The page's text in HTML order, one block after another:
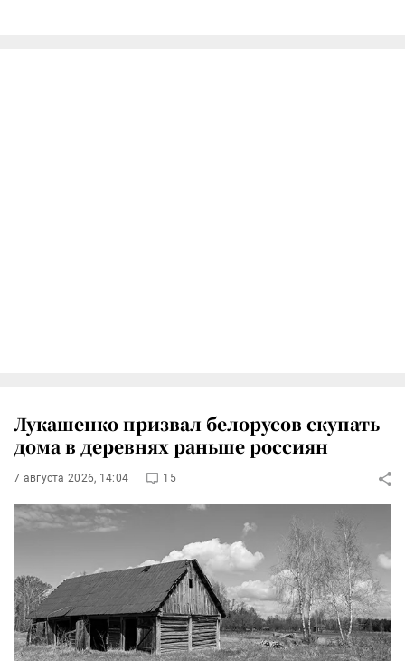
Лукашенко призвал белорусов скупать
дома в деревнях раньше россиян
7 августа 2026, 14:04 15